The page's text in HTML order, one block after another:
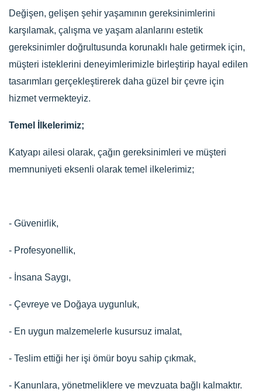
Değişen, gelişen şehir yaşamının gereksinimlerini
karşılamak, çalışma ve yaşam alanlarını estetik
gereksinimler doğrultusunda korunaklı hale getirmek için,
müşteri isteklerini deneyimlerimizle birleştirip hayal edilen
tasarımları gerçekleştirerek daha güzel bir çevre için
hizmet vermekteyiz.
Temel İlkelerimiz;
Katyapı ailesi olarak, çağın gereksinimleri ve müşteri
memnuniyeti eksenli olarak temel ilkelerimiz;
- Güvenirlik,
- Profesyonellik,
- İnsana Saygı,
- Çevreye ve Doğaya uygunluk,
- En uygun malzemelerle kusursuz imalat,
- Teslim ettiği her işi ömür boyu sahip çıkmak,
- Kanunlara, yönetmeliklere ve mevzuata bağlı kalmaktır.